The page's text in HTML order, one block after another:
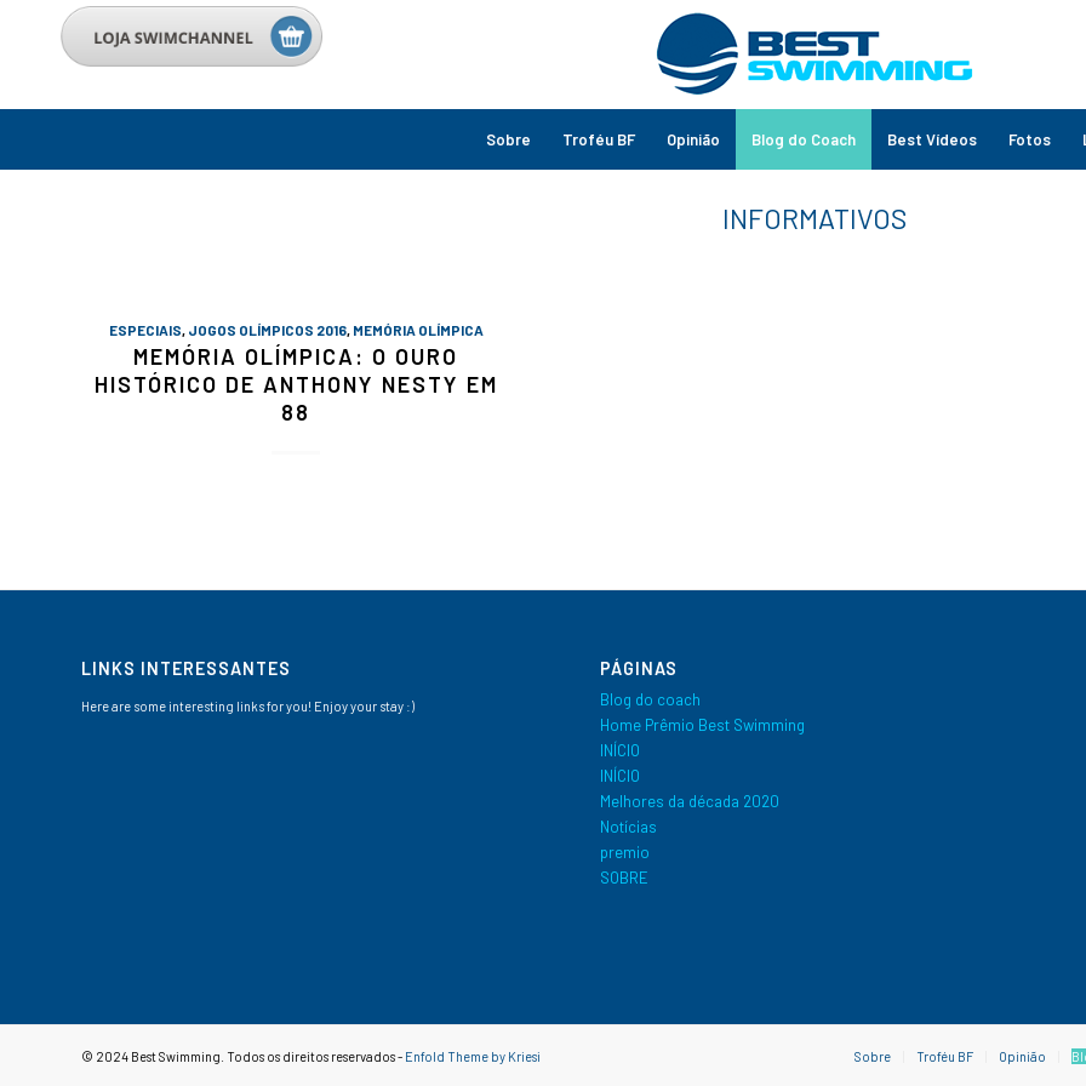
Sobre Troféu BF Opinião Blog do Coach Best Vídeos Fotos
ESPECIAIS, JOGOS OLÍMPICOS 2016, MEMÓRIA OLÍMPICA
MEMÓRIA OLÍMPICA: O OURO
HISTÓRICO DE ANTHONY NESTY EM
88
LINKS INTERESSANTES
Here are some interesting links for you! Enjoy your stay :)
PÁGINAS
Blog do coach
Home Prêmio Best Swimming
INÍCIO
INÍCIO
Melhores da década 2020
Notícias
premio
SOBRE
© 2024 Best Swimming. Todos os direitos reservados - Enfold Theme by Kriesi Sobre Troféu BF Opinião